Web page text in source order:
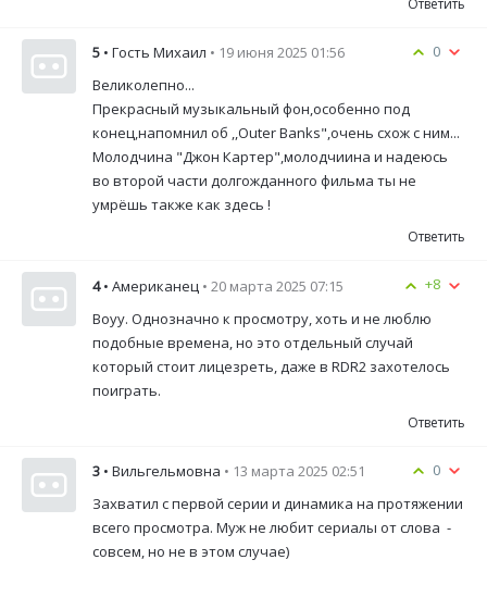
0
5 • Гость Михаил • 19 июня 2025 01:56
Великолепно...
Прекрасный музыкальный фон,особенно под
конец,напомнил об ,,Outer Banks",очень схож с ним...
Молодчина "Джон Картер",молодчиина и надеюсь
во второй части долгожданного фильма ты не
умрёшь также как здесь !
Ответить
+8
4 • Американец • 20 марта 2025 07:15
Воуу. Однозначно к просмотру, хоть и не люблю
подобные времена, но это отдельный случай
который стоит лицезреть, даже в RDR2 захотелось
поиграть.
Ответить
0
3 • Вильгельмовна • 13 марта 2025 02:51
Захватил с первой серии и динамика на протяжении
всего просмотра. Муж не любит сериалы от слова -
совсем, но не в этом случае)